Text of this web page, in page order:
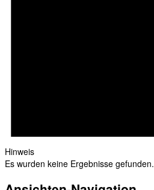
Hinweis
Es wurden keine Ergebnisse gefunden.